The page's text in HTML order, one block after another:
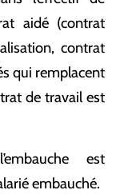
aidé (contrat
contrat
qui remplacent
de travail est
est
embauché.